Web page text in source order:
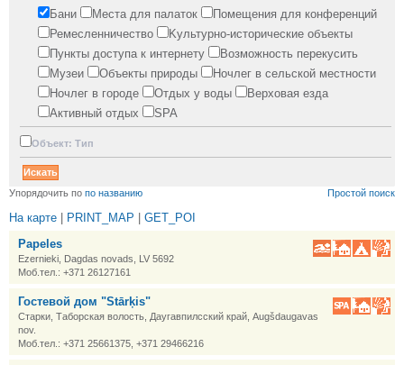
•
Бани Места для палаток
Помещения для конференций
Ремесленничество
Kультурно-историческиe объекты
Пункты доступа к интернету
Возможность перекусить
Mузеи
Oбъекты природы
Ночлег в сельской местности
Ночлег в городе
Oтдых у воды
Верховая езда
Активный отдых
SPA
Oбъект: Тип
Упорядочить по по названию Простой поиск
На карте PRINT_MAP
GET_POI
Papeles
Ezernieki, Dagdas novads, LV 5692
Моб.тел.: +371 26127161
Гостевой дом "Stārķis"
Старки, Таборская волость, Даугавпилсский край, Augšdaugavas
nov.
Моб.тел.: +371 25661375, +371 29466216